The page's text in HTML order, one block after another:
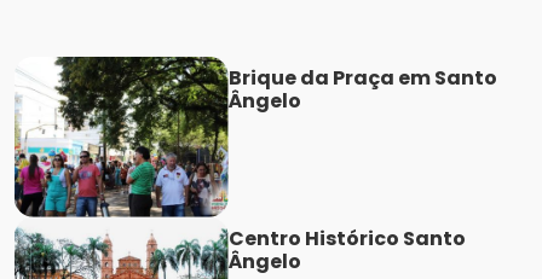
Brique da Praça em Santo
Ângelo
Centro Histórico Santo
Ângelo